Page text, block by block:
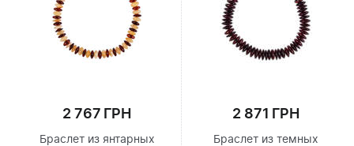
2 767 ГРН
Браслет из янтарных
2 871 ГРН
Браслет из темных